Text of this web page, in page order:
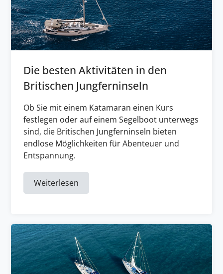
Die besten Aktivitäten in den
Britischen Jungferninseln
Ob Sie mit einem Katamaran einen Kurs
festlegen oder auf einem Segelboot unterwegs
sind, die Britischen Jungferninseln bieten
endlose Möglichkeiten für Abenteuer und
Entspannung.
Weiterlesen